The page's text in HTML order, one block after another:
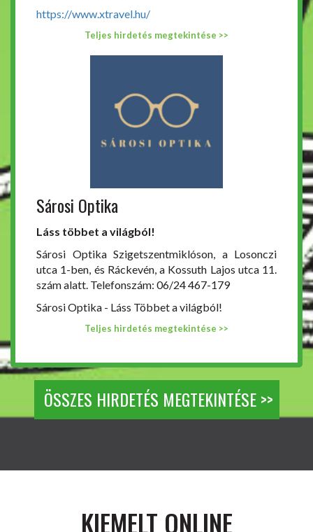
https://www.xtravel.hu/
Teljes hirdetés megtekintése >>
Sárosi Optika
Láss többet a világból!
Sárosi Optika Szigetszentmiklóson, a Losonczi
utca 1-ben, és Ráckevén, a Kossuth Lajos utca 11.
szám alatt. Telefonszám: 06/24 467-179
Sárosi Optika - Láss Többet a világból!
Teljes hirdetés megtekintése >>
ÖSSZES HIRDETÉS MEGTEKINTÉSE >>
KIEMELT ONLINE